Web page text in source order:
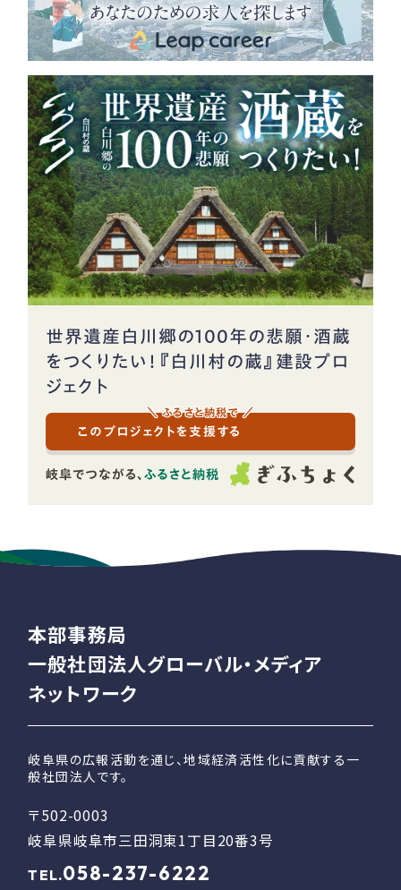
世界遺産白川郷の100年の悲願・酒蔵
をつくりたい！『白川村の蔵』建設プロ
ジェクト
このプロジェクトを支援する
＼ ふるさと納税で ／
本部事務局
一般社団法人グローバル・メディア
ネットワーク
岐阜県の広報活動を通じ、地域経済活性化に貢献する一
般社団法人です。
〒502-0003
岐阜県岐阜市三田洞東1丁目20番3号
TEL.058-237-6222